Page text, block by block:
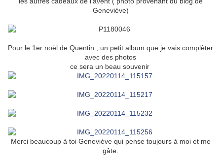
Geneviève)
Pour le 1er noël de Quentin , un petit album que je vais complèter
avec des photos
ce sera un beau souvenir
Merci beaucoup à toi Geneviève qui pense toujours à moi et me
gâte.